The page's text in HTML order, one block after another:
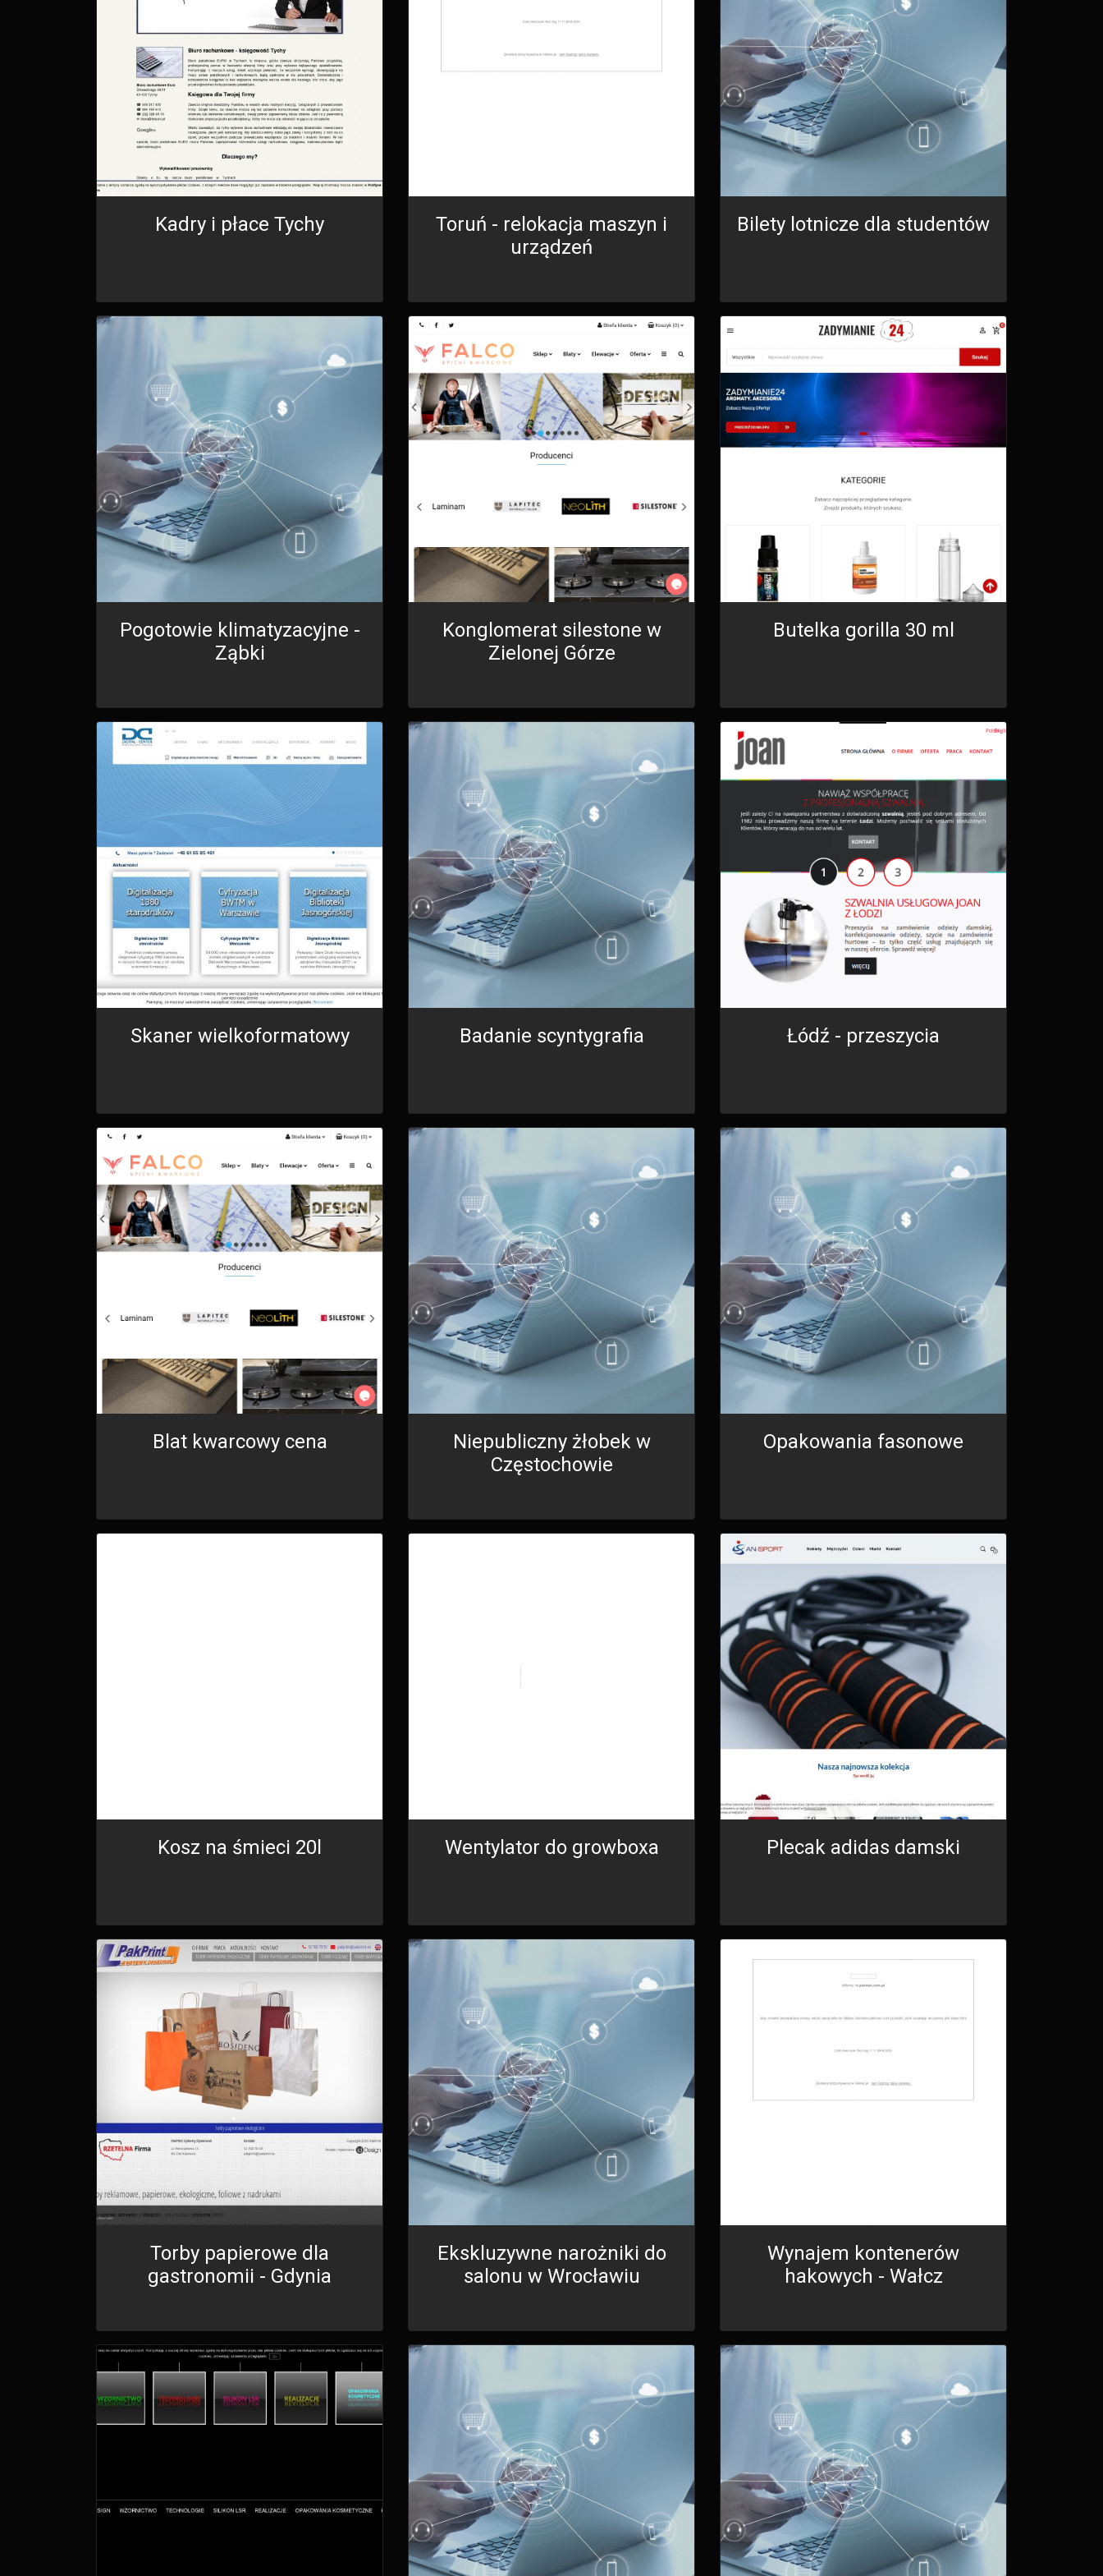
Kadry i płace Tychy
Toruń - relokacja maszyn i
urządzeń
Bilety lotnicze dla studentów
Pogotowie klimatyzacyjne -
Ząbki
Konglomerat silestone w
Zielonej Górze
Butelka gorilla 30 ml
Skaner wielkoformatowy Badanie scyntygrafia Łódź - przeszycia
Blat kwarcowy cena
Niepubliczny żłobek w
Częstochowie
Opakowania fasonowe
Kosz na śmieci 20l Wentylator do growboxa Plecak adidas damski
Torby papierowe dla
gastronomii - Gdynia
Ekskluzywne narożniki do
salonu w Wrocławiu
Wynajem kontenerów
hakowych - Wałcz